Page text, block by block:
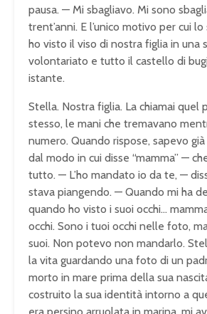
pausa. — Mi sbagliavo. Mi sono
trent’anni. E l’unico motivo per cui
ho visto il viso di nostra figlia in una
volontariato e tutto il castello di
istante.
Stella. Nostra figlia. La chiamai quel
stesso, le mani che tremavano
numero. Quando rispose, sapevo
dal modo in cui disse “mamma” —
tutto. — L’ho mandato io da te, —
stava piangendo. — Quando mi ha
quando ho visto i suoi occhi…
occhi. Sono i tuoi occhi nelle foto,
suoi. Non potevo non mandarlo.
la vita guardando una foto di un
morto in mare prima della sua
costruito la sua identità intorno a